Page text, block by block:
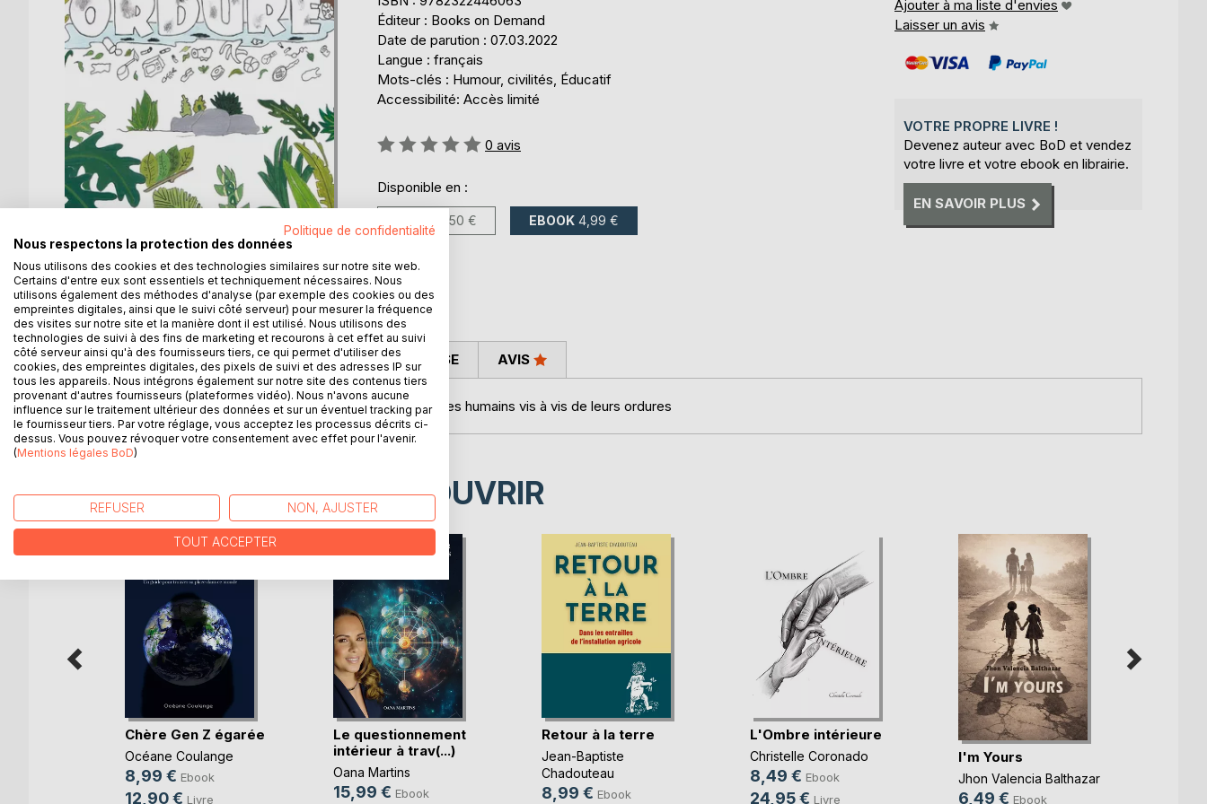
Éditeur : Books on Demand
Date de parution : 07.03.2022
Langue : français
Mots-clés : Humour, civilités, Éducatif
Accessibilité: Accès limité
Évaluation:
0 avis
Disponible en :
11,50 € EBOOK 4,99 €
Ajouter à ma liste d'envies
Laisser un avis
VOTRE PROPRE LIVRE !
Devenez auteur avec BoD et vendez
votre livre et votre ebook en librairie.
EN SAVOIR PLUS
DESCRIPTION
Petit traité humoristique qui démontre le comportement des humains vis à vis de leurs ordures
AUTEUR(S) CRITIQUES PRESSE AVIS
D’AUTRES TITRES À DÉCOUVRIR
Chère Gen Z égarée
Océane Coulange
8,99 € Ebook
12,90 € Livre
Le questionnement
intérieur à trav(...)
Oana Martins
15,99 € Ebook
Retour à la terre
Jean-Baptiste
Chadouteau
8,99 € Ebook
L'Ombre intérieure
Christelle Coronado
8,49 € Ebook
24,95 € Livre
I'm Yours
Jhon Valencia Balthazar
6,49 € Ebook
Politique de confidentialité
Nous respectons la protection des données
Nous utilisons des cookies et des technologies similaires sur notre site web.
Certains d'entre eux sont essentiels et techniquement nécessaires. Nous
utilisons également des méthodes d'analyse (par exemple des cookies ou des
empreintes digitales, ainsi que le suivi côté serveur) pour mesurer la fréquence
des visites sur notre site et la manière dont il est utilisé. Nous utilisons des
technologies de suivi à des fins de marketing et recourons à cet effet au suivi
côté serveur ainsi qu'à des fournisseurs tiers, ce qui permet d'utiliser des
cookies, des empreintes digitales, des pixels de suivi et des adresses IP sur
tous les appareils. Nous intégrons également sur notre site des contenus tiers
provenant d'autres fournisseurs (plateformes vidéo). Nous n'avons aucune
influence sur le traitement ultérieur des données et sur un éventuel tracking par
le fournisseur tiers. Par votre réglage, vous acceptez les processus décrits ci-
dessus. Vous pouvez révoquer votre consentement avec effet pour l'avenir.
(Mentions légales BoD)
REFUSER NON, AJUSTER
TOUT ACCEPTER